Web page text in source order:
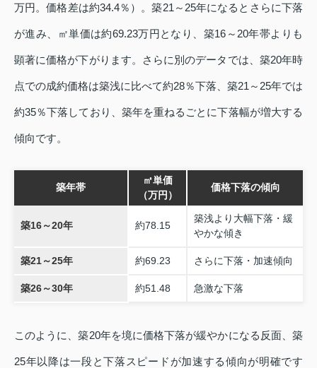
万円。価格差は約34.4％）。築21～25年になるとさらに下落
が進み、㎡単価は約69.23万円となり、築16～20年帯よりも
顕著に価格が下がります。さらに別のデータでは、築20年時
点での成約価格は築浅に比べて約28％下落、築21～25年では
約35％下落しており、築年を重ねるごとに下落幅が増大する
傾向です。
築年帯
㎡単価
（万円）
価格下落の傾向
築16～20年 約78.15
築浅より大幅下落・緩
やかな傾き
築21～25年 約69.23 さらに下落・加速傾向
築26～30年 約51.48 急激な下落
このように、築20年を境に価格下落が緩やかになる反面、築
25年以降は一段と下落スピードが加速する傾向が明確です